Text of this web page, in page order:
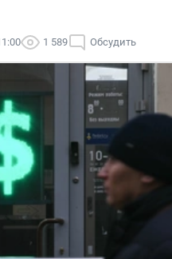
1 589 Обсудить